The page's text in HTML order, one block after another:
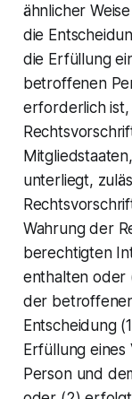
ähnlicher
die
die Erfüllung
betroffenen
erforderlich
unterliegt,
Wahrung der
berechtigten
enthalten oder
der
Entscheidung
Erfüllung
Person und